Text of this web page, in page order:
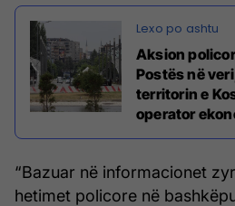
Aksion
Postës në
territorin e
operator
“Bazuar në informacionet
hetimet policore në